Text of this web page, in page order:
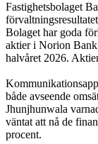
Fastighetsbolaget
Bolaget har goda
aktier i Norion
halvåret 2026.
både avseende
Jhunjhunwala
väntat att nå de
procent.